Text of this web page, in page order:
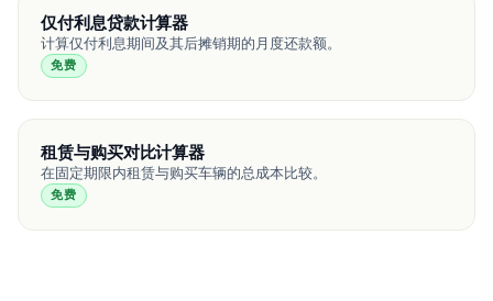
仅付利息贷款计算器
计算仅付利息期间及其后摊销期的月度还款额。
免费
租赁与购买对比计算器
在固定期限内租赁与购买车辆的总成本比较。
免费